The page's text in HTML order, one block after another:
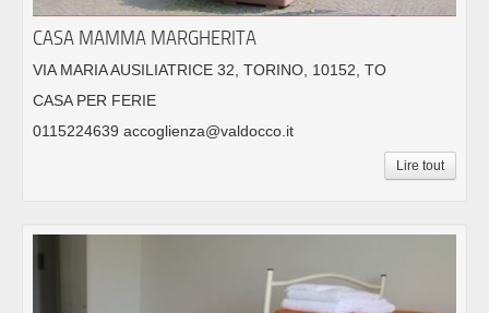
CASA MAMMA MARGHERITA
VIA MARIA AUSILIATRICE 32, TORINO, 10152, TO
CASA PER FERIE
0115224639 accoglienza@valdocco.it
Lire tout